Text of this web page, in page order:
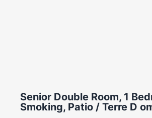
Senior Double Room, 1
Smoking, Patio / Terre D